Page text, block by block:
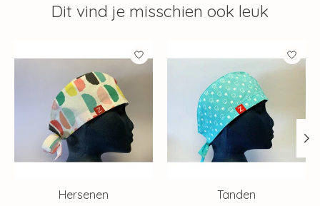
Dit vind je misschien ook leuk
Items van productcarrousel
Hersenen
Tanden